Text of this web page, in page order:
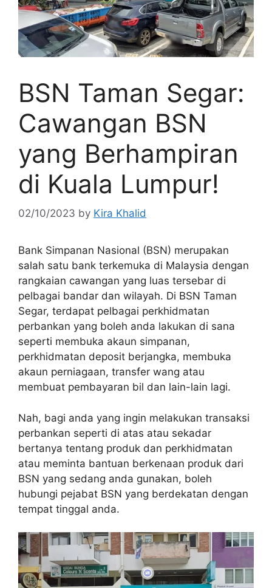
BSN Taman Segar:
Cawangan BSN
yang Berhampiran
di Kuala Lumpur!
02/10/2023 by Kira Khalid
Bank Simpanan Nasional (BSN) merupakan
salah satu bank terkemuka di Malaysia dengan
rangkaian cawangan yang luas tersebar di
pelbagai bandar dan wilayah. Di BSN Taman
Segar, terdapat pelbagai perkhidmatan
perbankan yang boleh anda lakukan di sana
seperti membuka akaun simpanan,
perkhidmatan deposit berjangka, membuka
akaun perniagaan, transfer wang atau
membuat pembayaran bil dan lain-lain lagi.
Nah, bagi anda yang ingin melakukan transaksi
perbankan seperti di atas atau sekadar
bertanya tentang produk dan perkhidmatan
atau meminta bantuan berkenaan produk dari
BSN yang sedang anda gunakan, boleh
hubungi pejabat BSN yang berdekatan dengan
tempat tinggal anda.